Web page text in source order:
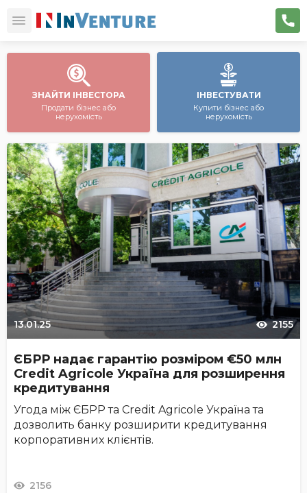
ЗНАЙТИ ІНВЕСТОРА
Продати бізнес або
нерухомість
ІНВЕСТУВАТИ
Купити бізнес або
нерухомість
13.01.25 2155
ЄБРР надає гарантію розміром €50 млн
Credit Agricole Україна для розширення
кредитування
Угода між ЄБРР та Credit Agricole Україна та
дозволить банку розширити кредитування
корпоративних клієнтів.
2156